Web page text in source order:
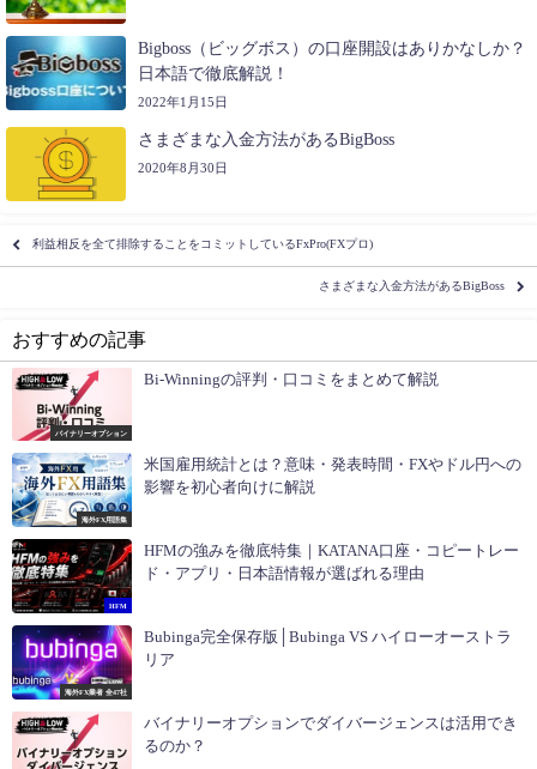
Bigboss（ビッグボス）の口座開設はありかなしか？
日本語で徹底解説！
2022年1月15日
さまざまな入金方法があるBigBoss
2020年8月30日
利益相反を全て排除することをコミットしているFxPro(FXプロ)
さまざまな入金方法があるBigBoss
おすすめの記事
バイナリーオプション
Bi-Winningの評判・口コミをまとめて解説
海外FX用語集
米国雇用統計とは？意味・発表時間・FXやドル円への
影響を初心者向けに解説
HFM
HFMの強みを徹底特集｜KATANA口座・コピートレー
ド・アプリ・日本語情報が選ばれる理由
海外FX業者 全47社
Bubinga完全保存版│Bubinga VS ハイローオーストラ
リア
バイナリーオプションでダイバージェンスは活用でき
るのか？